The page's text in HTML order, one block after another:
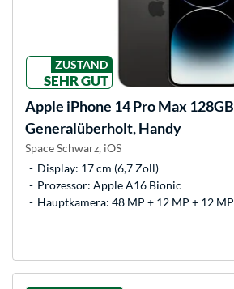
ZUSTAND
SEHR GUT
Apple iPhone 14 Pro Max 128GB
Generalüberholt, Handy
Space Schwarz, iOS
Display: 17 cm (6,7 Zoll)
Prozessor: Apple A16 Bionic
Hauptkamera: 48 MP + 12 MP + 12 MP